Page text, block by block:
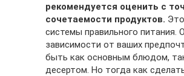
рекомендуется оценить с
сочетаемости продуктов.
системы правильного питания.
зависимости от ваших
быть как основным блюдом,
десертом. Но тогда как